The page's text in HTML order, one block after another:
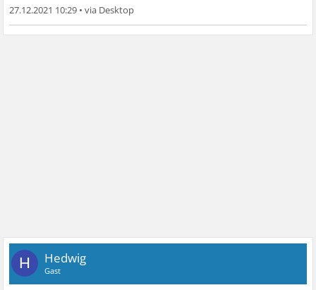
27.12.2021 10:29 •
H Hedwig
Gast